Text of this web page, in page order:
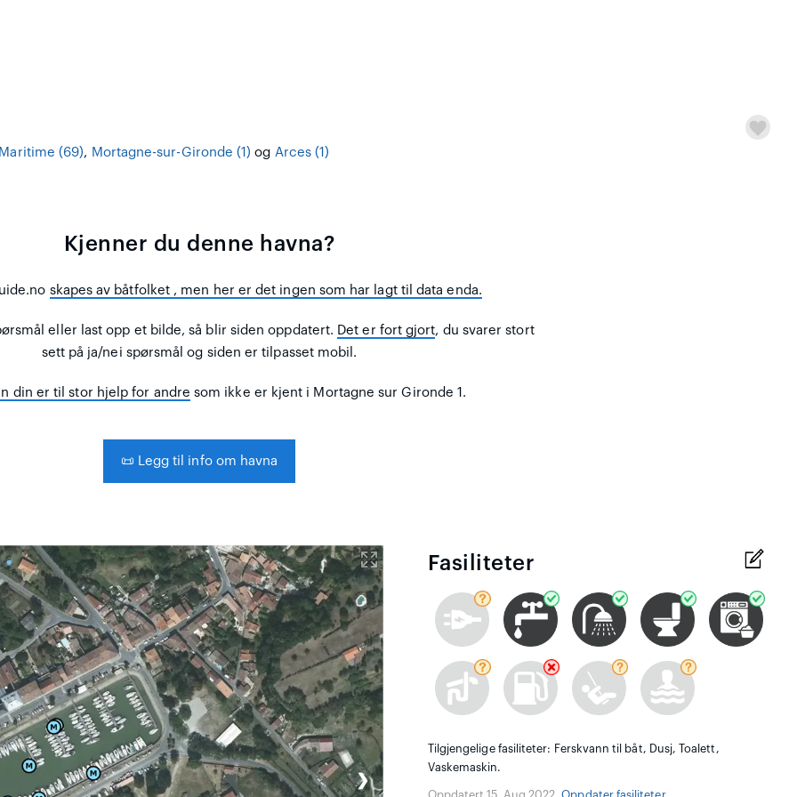
(69), Mortagne-sur-Gironde (1) og Arces (1)
Kjenner du denne havna?
skapes av båtfolket , men her er det ingen som har lagt til data enda.
eller last opp et bilde, så blir siden oppdatert. Det er fort gjort, du svarer stort
sett på ja/nei spørsmål og siden er tilpasset mobil.
din er til stor hjelp for andre som ikke er kjent i Mortagne sur Gironde 1.
📜 Legg til info om havna
❯
Fasiliteter
Tilgjengelige fasiliteter: Ferskvann til båt, Dusj, Toalett,
Vaskemaskin.